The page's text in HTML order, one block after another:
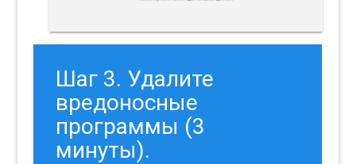
Шаг 3. Удалите
вредоносные
программы (3
минуты).